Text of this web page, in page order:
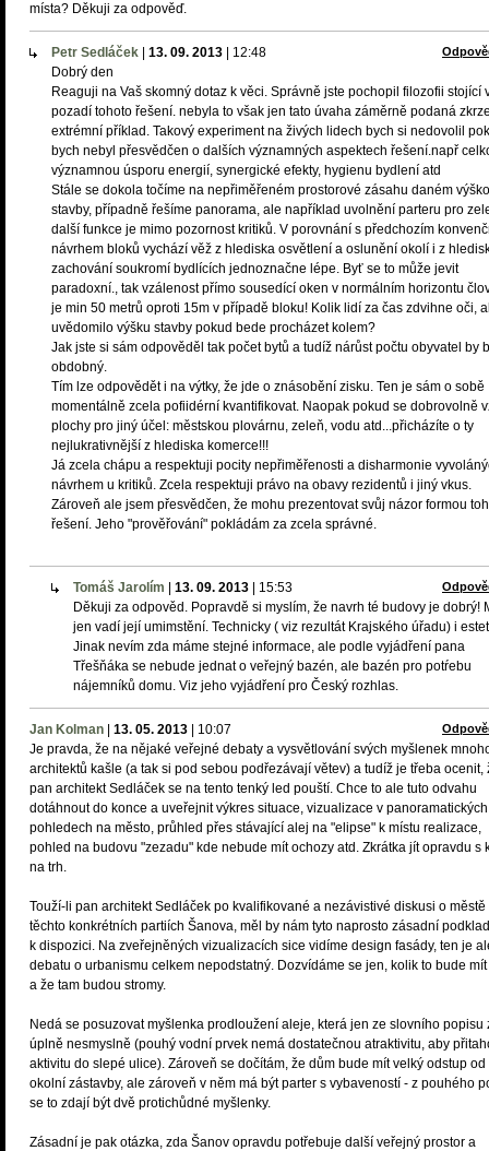
místa? Děkuji za odpověď.
Petr Sedláček 13. 09. 2013 12:48
Dobrý den
Reaguji na Vaš skomný dotaz k věci. Správně jste pochopil filozofii stojící
pozadí tohoto řešení. nebyla to však jen tato úvaha záměrně podaná
extrémní příklad. Takový experiment na živých lidech bych si nedovolil
bych nebyl přesvědčen o dalších významných aspektech řešení.např
významnou úsporu energií, synergické efekty, hygienu bydlení atd
Stále se dokola točíme na nepřiměřeném prostorové zásahu daném
stavby, případně řešíme panorama, ale například uvolnění parteru pro
další funkce je mimo pozornost kritiků. V porovnání s předchozím
návrhem bloků vychází věž z hlediska osvětlení a oslunění okolí i z
zachování soukromí bydlících jednoznačne lépe. Byť se to může jevit
paradoxní., tak vzálenost přímo sousedící oken v normálním horizontu
je min 50 metrů oproti 15m v případě bloku! Kolik lidí za čas zdvihne oči,
uvědomilo výšku stavby pokud bede procházet kolem?
Jak jste si sám odpověděl tak počet bytů a tudíž nárůst počtu obyvatel by
obdobný.
Tím lze odpovědět i na výtky, že jde o znásobění zisku. Ten je sám o sobě
momentálně zcela pofiidérní kvantifikovat. Naopak pokud se dobrovolně
plochy pro jiný účel: městskou plovárnu, zeleň, vodu atd...přicházíte o ty
nejlukrativnější z hlediska komerce!!!
Já zcela chápu a respektuji pocity nepřiměřenosti a disharmonie
návrhem u kritiků. Zcela respektuji právo na obavy rezidentů i jiný vkus.
Zároveň ale jsem přesvědčen, že mohu prezentovat svůj názor formou
řešení. Jeho "prověřování" pokládám za zcela správné.
Tomáš Jarolím 13. 09. 2013 15:53
Děkuji za odpověd. Popravdě si myslím, že navrh té budovy je dobrý!
jen vadí její umimstění. Technicky ( viz rezultát Krajského úřadu) i
Jinak nevím zda máme stejné informace, ale podle vyjádření pana
Třešňáka se nebude jednat o veřejný bazén, ale bazén pro potŕebu
nájemníků domu. Viz jeho vyjádření pro Český rozhlas.
Jan Kolman 13. 05. 2013 10:07
Je pravda, že na nějaké veřejné debaty a vysvětlování svých myšlenek
architektů kašle (a tak si pod sebou podřezávají větev) a tudíž je třeba ocenit,
pan architekt Sedláček se na tento tenký led pouští. Chce to ale tuto odvahu
dotáhnout do konce a uveřejnit výkres situace, vizualizace v panoramatických
pohledech na město, průhled přes stávající alej na "elipse" k místu realizace,
pohled na budovu "zezadu" kde nebude mít ochozy atd. Zkrátka jít opravdu s
na trh.
Touží-li pan architekt Sedláček po kvalifikované a nezávistivé diskusi o městě
těchto konkrétních partiích Šanova, měl by nám tyto naprosto zásadní
k dispozici. Na zveřejněných vizualizacích sice vidíme design fasády, ten je
debatu o urbanismu celkem nepodstatný. Dozvídáme se jen, kolik to bude
a že tam budou stromy.
Nedá se posuzovat myšlenka prodloužení aleje, která jen ze slovního popisu
úplně nesmyslně (pouhý vodní prvek nemá dostatečnou atraktivitu, aby
aktivitu do slepé ulice). Zároveň se dočítám, že dům bude mít velký odstup od
okolní zástavby, ale zároveň v něm má být parter s vybaveností - z pouhého
se to zdají být dvě protichůdné myšlenky.
Zásadní je pak otázka, zda Šanov opravdu potřebuje další veřejný prostor a